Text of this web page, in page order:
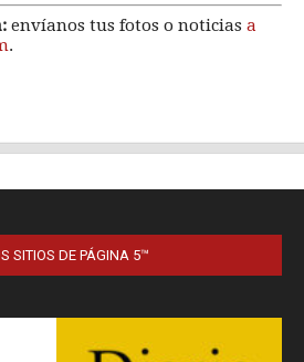
SITIOS DE PÁGINA 5™